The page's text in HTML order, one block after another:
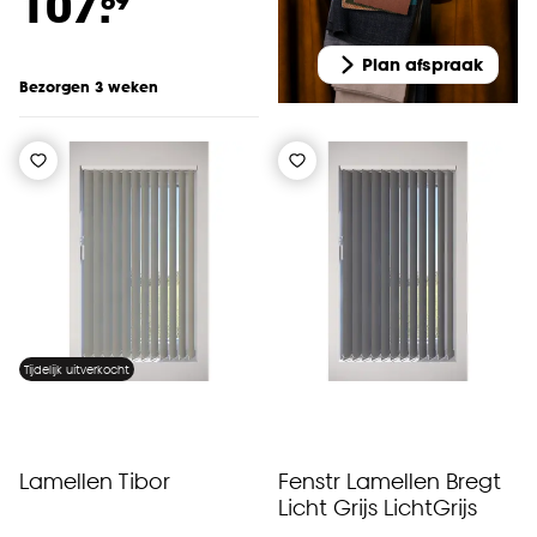
kan aanpassen, bekijk hiervoor onze
Bezorgen 3 weken
Plan afspraak
Tijdelijk uitverkocht
Lamellen Tibor
Fenstr Lamellen Bregt
Licht Grijs LichtGrijs